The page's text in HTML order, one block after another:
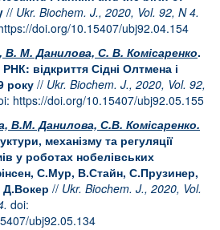
// Ukr. Biochem. J., 2020, Vol. 92, N 4.
doi.org/10.15407/ubj92.04.154
В. М. Данилова, С. В. Комісаренко.
відкриття Сідні Олтмена і
року // Ukr. Biochem. J., 2020, Vol. 92,
https://doi.org/10.15407/ubj92.05.155
В.М. Данилова, С.В. Комісаренко.
механізму та регуляції
у роботах нобелівських
С.Мур, В.Стайн, С.Прузинер,
// Ukr. Biochem. J., 2020, Vol.
doi:
ubj92.05.134